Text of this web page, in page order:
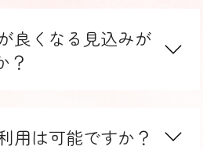
良くなる見込みが
？
用は可能ですか？